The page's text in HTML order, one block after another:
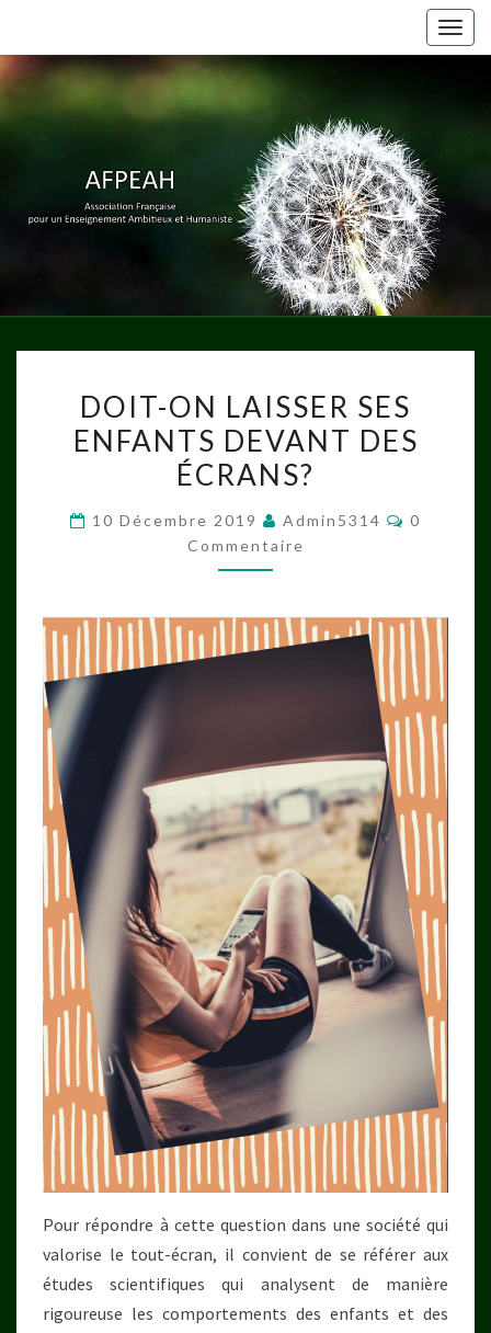
Association
Française
Pour Un
Enseignement
Ambitieux Et
Humaniste
ON
LAISSER
SES
DEVANT
DOIT-ON LAISSER SES
ENFANTS DEVANT DES
ÉCRANS?
10 Décembre 2019 Admin5314
0
Commentaire
Pour répondre à cette question dans une société qui
valorise le tout-écran, il convient de se référer aux
études scientifiques qui analysent de manière
rigoureuse les comportements des enfants et des